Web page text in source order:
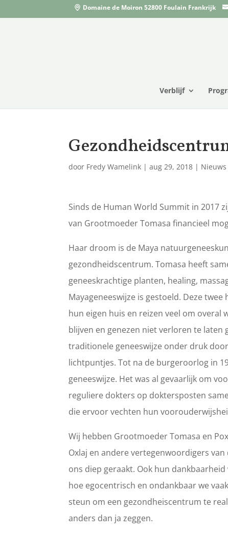
Domaine de Moiron 52800 Foulain Frankrijk
Verblijf
door Fredy Wamelink |aug 29, 2018 | Nieuws
Sinds de Human World Summit in 2017
van Grootmoeder Tomasa financieel
Haar droom is de Maya
gezondheidscentrum. Tomasa heeft
geneeskrachtige planten, healing,
Mayageneeswijze is gestoeld. Deze
hun eigen huis en reizen veel om overal
blijven en genezen niet verloren te laten
traditionele geneeswijze onder druk
lichtpuntjes. Tot na de burgeroorlog in
geneeswijze. Het was al gevaarlijk om
reguliere dokters op doktersposten
die ervoor vechten hun
Wij hebben Grootmoeder Tomasa en
Oxlaj en andere vertegenwoordigers
ons diep geraakt. Ook hun
hoe egocentrisch en ondankbaar we
steun om een gezondheiscentrum te
anders dan ja zeggen.